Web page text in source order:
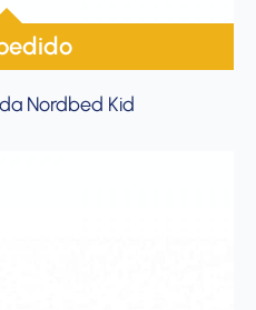
Nordbed Kid